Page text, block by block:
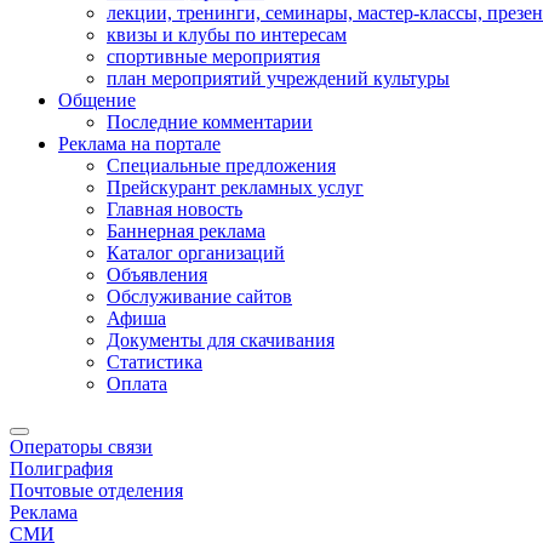
лекции, тренинги, семинары, мастер-классы,
квизы и клубы по интересам
спортивные мероприятия
план мероприятий учреждений культуры
Общение
Последние комментарии
Реклама на портале
Специальные предложения
Прейскурант рекламных услуг
Главная новость
Баннерная реклама
Каталог организаций
Объявления
Обслуживание сайтов
Афиша
Документы для скачивания
Статистика
Оплата
Операторы связи
Полиграфия
Почтовые отделения
Реклама
СМИ